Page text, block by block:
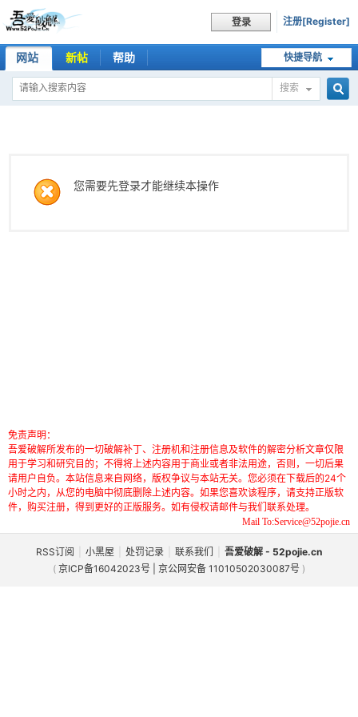
登录 注册[Register]
快捷导航
网站 新帖 帮助
搜索
您需要先登录才能继续本操作
免责声明：
吾爱破解所发布的一切破解补丁、注册机和注册信息及软件的解密分析文章仅限
用于学习和研究目的；不得将上述内容用于商业或者非法用途，否则，一切后果
请用户自负。本站信息来自网络，版权争议与本站无关。您必须在下载后的24个
小时之内，从您的电脑中彻底删除上述内容。如果您喜欢该程序，请支持正版软
件，购买注册，得到更好的正版服务。如有侵权请邮件与我们联系处理。
Mail To:Service@52pojie.cn
RSS订阅 小黑屋 处罚记录 联系我们
吾爱破解 - 52pojie.cn
( 京ICP备16042023号 | 京公网安备 11010502030087号 )